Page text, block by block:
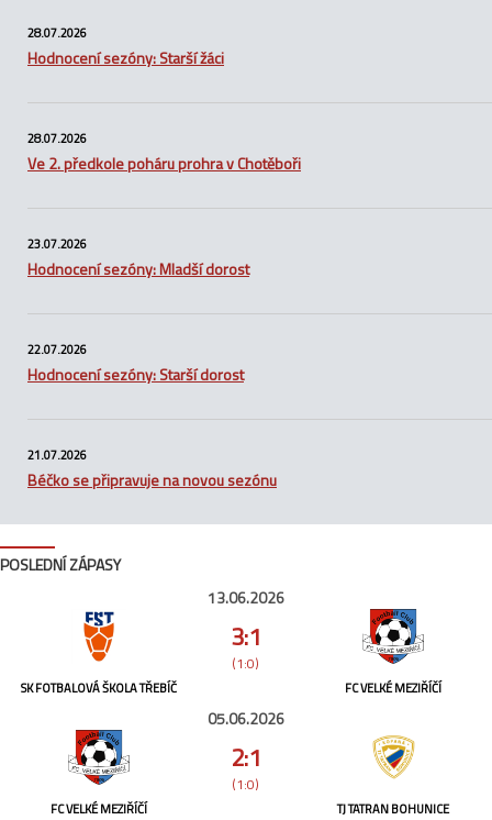
28.07.2026
Hodnocení sezóny: Starší žáci
28.07.2026
Ve 2. předkole poháru prohra v Chotěboři
23.07.2026
Hodnocení sezóny: Mladší dorost
22.07.2026
Hodnocení sezóny: Starší dorost
21.07.2026
Béčko se připravuje na novou sezónu
POSLEDNÍ ZÁPASY
SK FOTBALOVÁ ŠKOLA TŘEBÍČ
13.06.2026
3:1
(1:0)
FC VELKÉ MEZIŘÍČÍ
FC VELKÉ MEZIŘÍČÍ
05.06.2026
2:1
(1:0)
TJ TATRAN BOHUNICE